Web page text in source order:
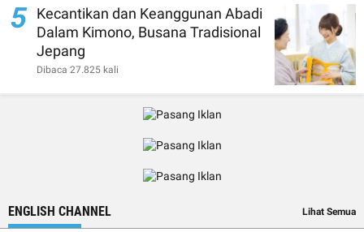
5 Kecantikan dan Keanggunan Abadi
Dalam Kimono, Busana Tradisional
Jepang
Dibaca 27.825 kali
ENGLISH CHANNEL Lihat Semua